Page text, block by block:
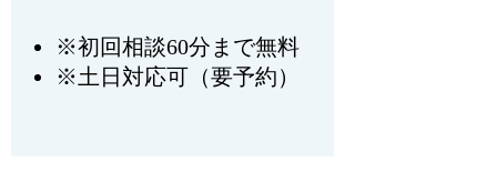
※初回相談60分まで無料
※土日対応可（要予約）